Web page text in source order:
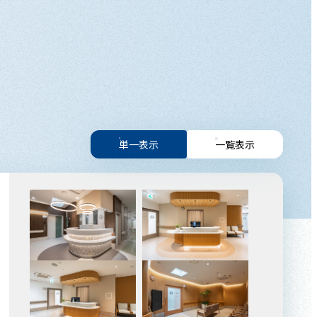
単一表示 一覧表示